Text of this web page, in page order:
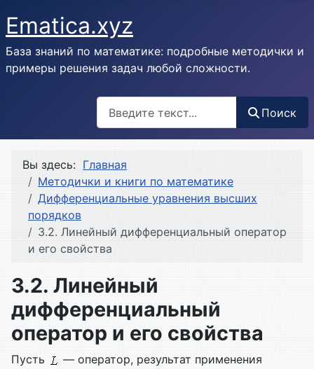
Ematica.xyz
База знаний по математике: подробные методички и
примеры решения задач любой сложности.
Поиск
Вы здесь: Главная
Методички и книги по математике
Дифференциальные уравнения высших
порядков
3.2. Линейный дифференциальный оператор
и его свойства
3.2. Линейный
дифференциальный
оператор и его свойства
Пусть
— оператор, результат применения